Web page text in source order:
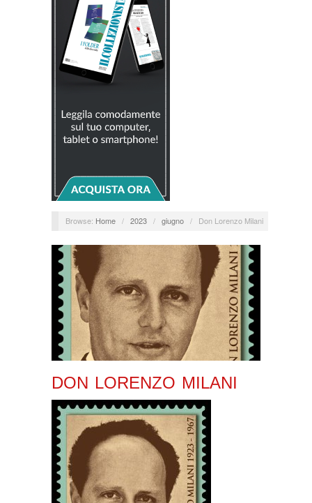
Browse: Home / 2023 / giugno / Don Lorenzo Milani
DON LORENZO MILANI